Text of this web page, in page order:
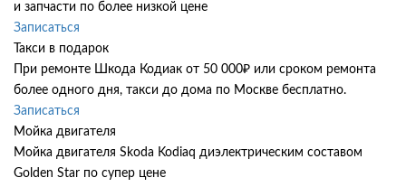
и запчасти по более низкой цене
Записаться
Такси в подарок
При ремонте Шкода Кодиак от 50 000₽ или сроком ремонта
более одного дня, такси до дома по Москве бесплатно.
Записаться
Мойка двигателя
Мойка двигателя Skoda Kodiaq диэлектрическим составом
Golden Star по супер цене